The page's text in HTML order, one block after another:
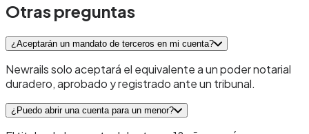
Otras preguntas
¿Aceptarán un mandato de terceros en mi cuenta?
Newrails solo aceptará el equivalente a un poder notarial
duradero, aprobado y registrado ante un tribunal.
¿Puedo abrir una cuenta para un menor?